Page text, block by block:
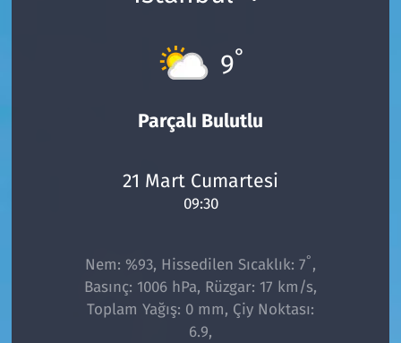
9°
Parçalı Bulutlu
21 Mart Cumartesi
09:30
Nem: %93, Hissedilen Sıcaklık: 7° ,
Basınç: 1006 hPa, Rüzgar: 17 km/s,
Toplam Yağış: 0 mm, Çiy Noktası:
6.9,